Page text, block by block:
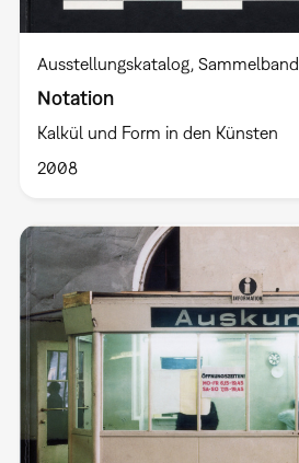
Ausstellungskatalog Sammelband
Notation
Kalkül und Form in den Künsten
2008